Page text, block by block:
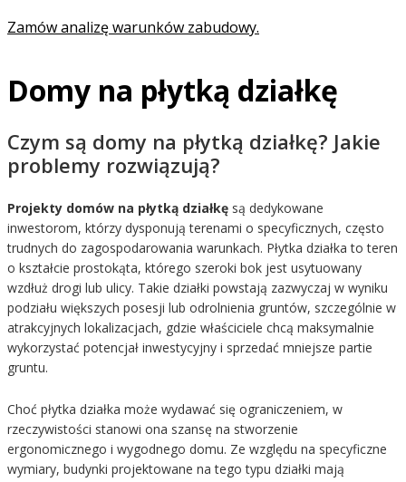
Zamów analizę warunków zabudowy.
Domy na płytką działkę
Czym są domy na płytką działkę? Jakie
problemy rozwiązują?
Projekty domów na płytką działkę są dedykowane
inwestorom, którzy dysponują terenami o specyficznych, często
trudnych do zagospodarowania warunkach. Płytka działka to teren
o kształcie prostokąta, którego szeroki bok jest usytuowany
wzdłuż drogi lub ulicy. Takie działki powstają zazwyczaj w wyniku
podziału większych posesji lub odrolnienia gruntów, szczególnie w
atrakcyjnych lokalizacjach, gdzie właściciele chcą maksymalnie
wykorzystać potencjał inwestycyjny i sprzedać mniejsze partie
gruntu.
Choć płytka działka może wydawać się ograniczeniem, w
rzeczywistości stanowi ona szansę na stworzenie
ergonomicznego i wygodnego domu. Ze względu na specyficzne
wymiary, budynki projektowane na tego typu działki mają